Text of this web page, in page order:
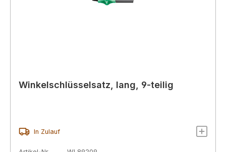
Winkelschlüsselsatz, lang, 9-teilig
In Zulauf